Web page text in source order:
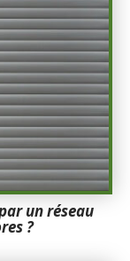
un réseau
?